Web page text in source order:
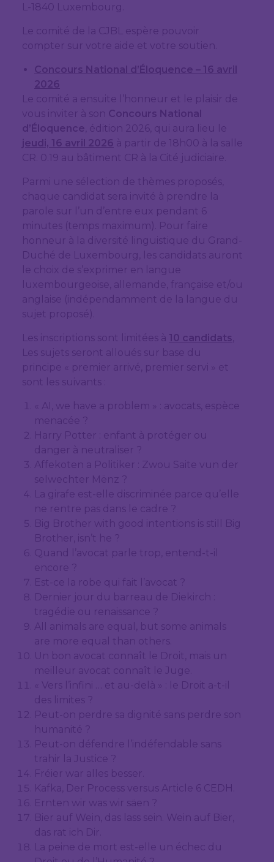
L-1840 Luxembourg.
Le comité de la CJBL espère pouvoir
compter sur votre aide et votre soutien.
Concours National d’Éloquence – 16 avril
2026
Le comité a ensuite l’honneur et le plaisir de
vous inviter à son Concours National
d’Éloquence , édition 2026, qui aura lieu le
jeudi, 16 avril 2026 à partir de 18h00 à la salle
CR. 0.19 au bâtiment CR à la Cité judiciaire.
Parmi une sélection de thèmes proposés,
chaque candidat sera invité à prendre la
parole sur l’un d’entre eux pendant 6
minutes (temps maximum). Pour faire
honneur à la diversité linguistique du Grand-
Duché de Luxembourg, les candidats auront
le choix de s’exprimer en langue
luxembourgeoise, allemande, française et/ou
anglaise (indépendamment de la langue du
sujet proposé).
Les inscriptions sont limitées à 10 candidats
Les sujets seront alloués sur base du
principe « premier arrivé, premier servi » et
sont les suivants :
« AI, we have a problem » : avocats, espèce
menacée ?
Harry Potter : enfant à protéger ou
danger à neutraliser ?
Affekoten a Politiker : Zwou Saite vun der
selwechter Mënz ?
La girafe est-elle discriminée parce qu’elle
ne rentre pas dans le cadre ?
Big Brother with good intentions is still Big
Brother, isn’t he ?
Quand l’avocat parle trop, entend-t-il
encore ?
Est-ce la robe qui fait l’avocat ?
Dernier jour du barreau de Diekirch :
tragédie ou renaissance ?
All animals are equal, but some animals
are more equal than others.
Un bon avocat connaît le Droit, mais un
meilleur avocat connaît le Juge.
« Vers l’infini … et au-delà » : le Droit a-t-il
des limites ?
Peut-on perdre sa dignité sans perdre son
humanité ?
Peut-on défendre l’indéfendable sans
trahir la Justice ?
Fréier war alles besser.
Kafka, Der Process versus Article 6 CEDH.
Ernten wir was wir säen ?
Bier auf Wein, das lass sein. Wein auf Bier,
das rat ich Dir.
La peine de mort est-elle un échec du